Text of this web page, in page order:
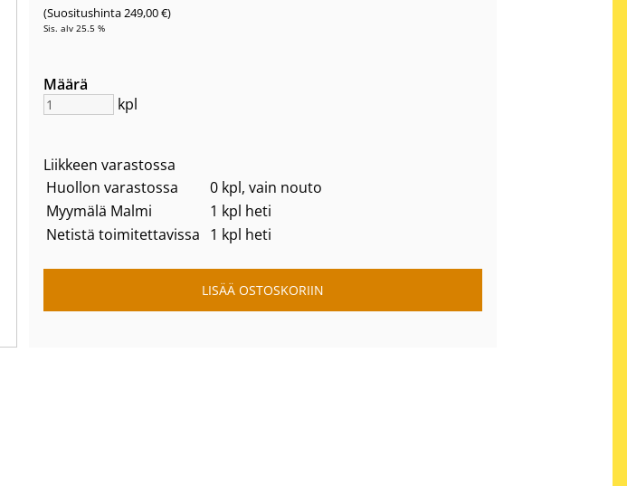
(Suositushinta 249,00 €)
Sis. alv 25.5 %
Määrä
kpl
Liikkeen varastossa
Huollon varastossa
0 kpl, vain nouto
Myymälä Malmi
1 kpl heti
Netistä toimitettavissa 1 kpl heti